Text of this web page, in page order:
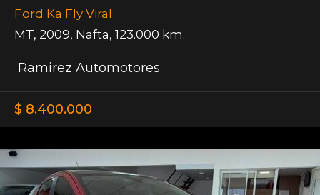
Ford Ka Fly Viral
MT, 2009, Nafta, 123.000 km.
Ramirez Automotores
$ 8.400.000